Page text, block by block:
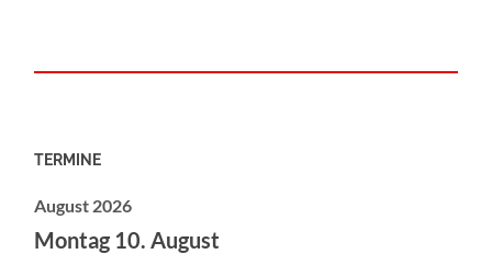
TERMINE
August 2026
Montag 10. August